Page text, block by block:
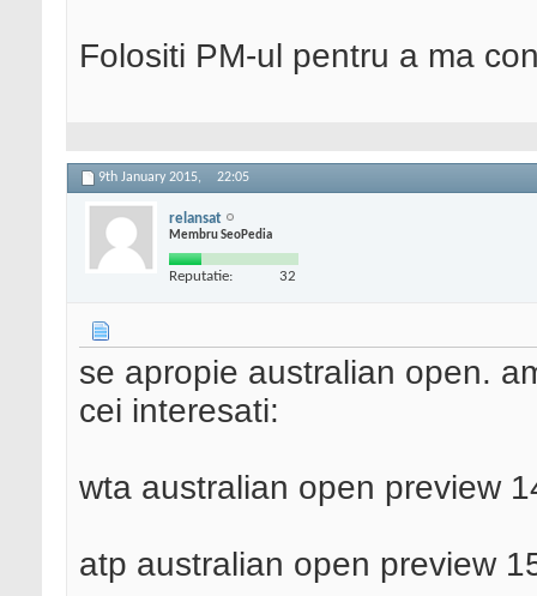
Folositi PM-ul pentru a ma
9th January 2015, 22:05
relansat
Membru SeoPedia
Reputatie: 32
se apropie australian open.
cei interesati:
wta australian open preview
atp australian open preview